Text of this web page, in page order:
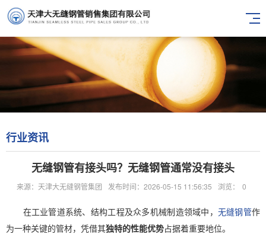
行业资讯
无缝钢管有接头吗？无缝钢管通常没有接头
来源：天津大无缝钢管集团 发布时间：2026-05-15 11:56:35 浏览： 0
在工业管道系统、结构工程及众多机械制造领域中， 无缝钢管作
为一种关键的管材，凭借其独特的性能优势占据着重要地位。